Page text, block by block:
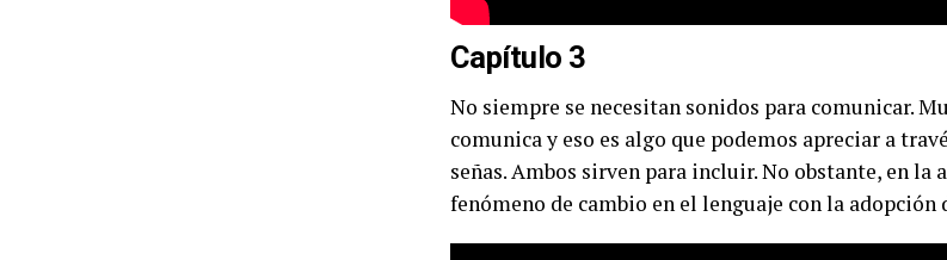
Capítulo 3
No siempre se necesitan sonidos para comunicar.
comunica y eso es algo que podemos apreciar a
señas. Ambos sirven para incluir. No obstante, en la
fenómeno de cambio en el lenguaje con la adopción